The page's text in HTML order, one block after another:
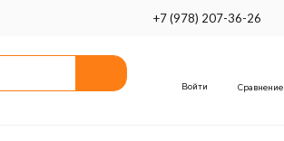
+7 (978) 207-36-26
Войти Сравнение